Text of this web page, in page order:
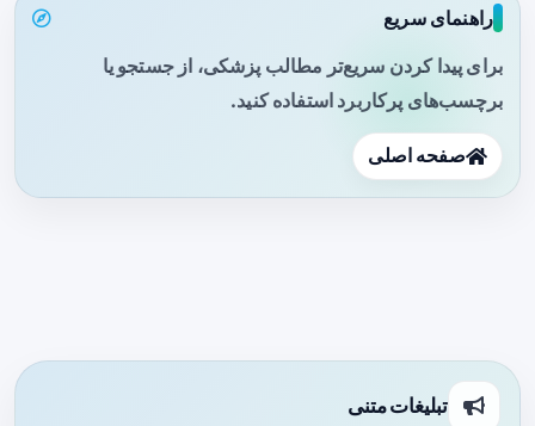
راهنمای سریع
برای پیدا کردن سریع‌تر مطالب پزشکی، از جستجو یا
برچسب‌های پرکاربرد استفاده کنید.
صفحه اصلی
تبلیغات متنی